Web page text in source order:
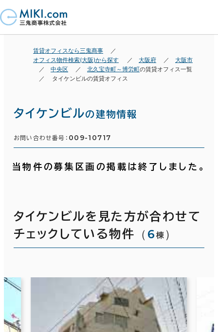
賃貸オフィスなら三鬼商事
オフィス物件検索(大阪)から探す
大阪府
大阪市
中央区
北久宝寺町～博労町の賃貸オフィス一覧
タイケンビルの賃貸オフィス
タイケンビルの建物情報
お問い合わせ番号： 009-10717
当物件の募集区画の掲載は終了しました。
タイケンビルを見た方が合わせて
チェックしている物件
（ 6 棟 ）